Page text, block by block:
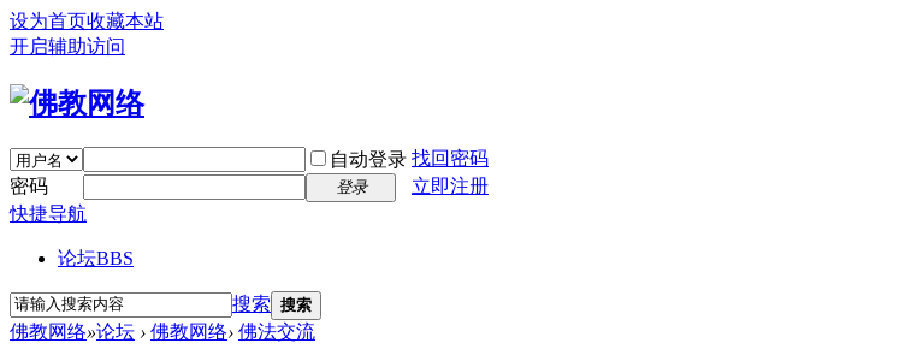
设为首页收藏本站
开启辅助访问
自动登录 找回密码
密码
登录
立即注册
快捷导航
论坛BBS
搜索 搜索
佛教网络»论坛 › 佛教网络› 佛法交流